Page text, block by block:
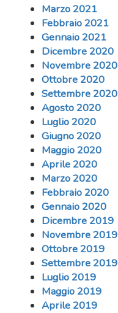
Marzo 2021
Febbraio 2021
Gennaio 2021
Dicembre 2020
Novembre 2020
Ottobre 2020
Settembre 2020
Agosto 2020
Luglio 2020
Giugno 2020
Maggio 2020
Aprile 2020
Marzo 2020
Febbraio 2020
Gennaio 2020
Dicembre 2019
Novembre 2019
Ottobre 2019
Settembre 2019
Luglio 2019
Maggio 2019
Aprile 2019